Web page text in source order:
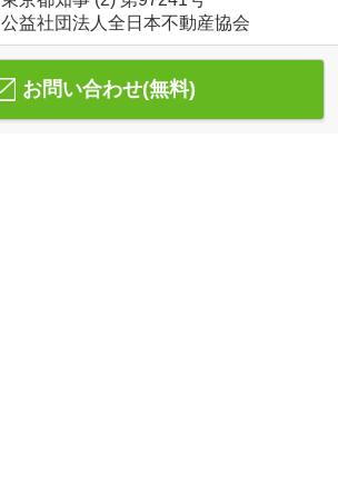
公益社団法人全日本不動産協会
お問い合わせ(無料)